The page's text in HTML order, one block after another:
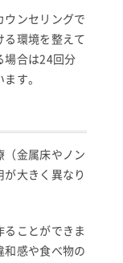
ウンセリングで
る環境を整えて
場合は24回分
す。
（金属床やノン
大きく異なり
ることができま
和感や食べ物の